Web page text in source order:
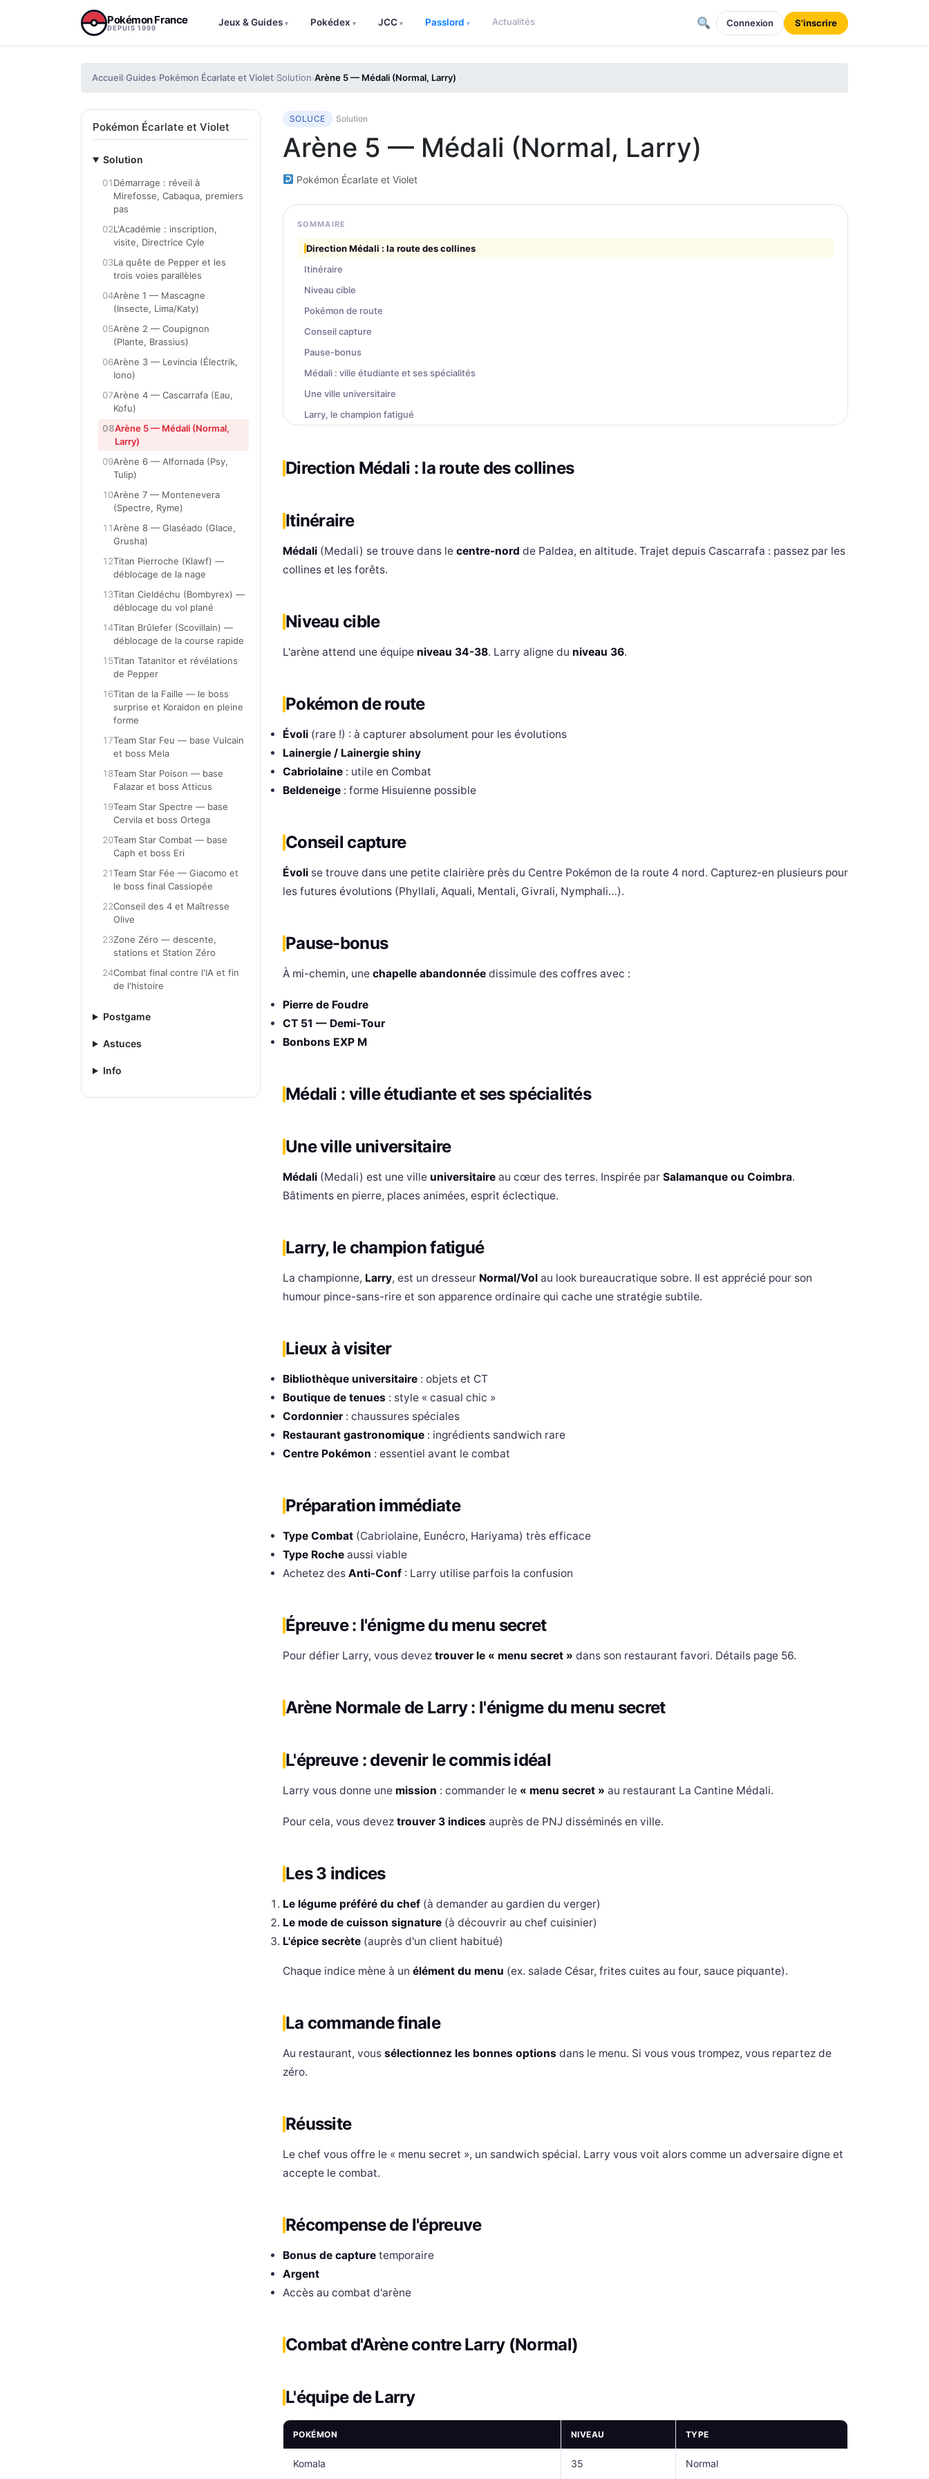
Pokémon France
DEPUIS 1999
Jeux & Guides ▾ Pokédex ▾ JCC ▾ Passlord ▾ Actualités Connexion S'inscrire
Accueil›Guides›Pokémon Écarlate et Violet›Solution›Arène 5 — Médali (Normal, Larry)
Pokémon Écarlate et Violet
Solution
01Démarrage : réveil à
Mirefosse, Cabaqua, premiers
pas
02L'Académie : inscription,
visite, Directrice Cyle
03La quête de Pepper et les
trois voies parallèles
04Arène 1 — Mascagne
(Insecte, Lima/Katy)
05Arène 2 — Coupignon
(Plante, Brassius)
06Arène 3 — Levincia (Électrik,
Iono)
07Arène 4 — Cascarrafa (Eau,
Kofu)
08Arène 5 — Médali (Normal,
Larry)
09Arène 6 — Alfornada (Psy,
Tulip)
10Arène 7 — Montenevera
(Spectre, Ryme)
11Arène 8 — Glaséado (Glace,
Grusha)
12Titan Pierroche (Klawf) —
déblocage de la nage
13Titan Cieldéchu (Bombyrex) —
déblocage du vol plané
14Titan Brûlefer (Scovillain) —
déblocage de la course rapide
15Titan Tatanitor et révélations
de Pepper
16Titan de la Faille — le boss
surprise et Koraidon en pleine
forme
17Team Star Feu — base Vulcain
et boss Mela
18Team Star Poison — base
Falazar et boss Atticus
19Team Star Spectre — base
Cervila et boss Ortega
20Team Star Combat — base
Caph et boss Eri
21Team Star Fée — Giacomo et
le boss final Cassiopée
22Conseil des 4 et Maîtresse
Olive
23Zone Zéro — descente,
stations et Station Zéro
24Combat final contre l'IA et fin
de l'histoire
Postgame
Astuces
Info
SOLUCE Solution
Arène 5 — Médali (Normal, Larry)
Pokémon Écarlate et Violet
SOMMAIRE
Direction Médali : la route des collines
Itinéraire
Niveau cible
Pokémon de route
Conseil capture
Pause-bonus
Médali : ville étudiante et ses spécialités
Une ville universitaire
Larry, le champion fatigué
Épreuve : l&apos;énigme du menu secret
L&apos;épreuve : devenir le commis idéal
La commande finale
Combat d'Arène contre Larry (Normal)
Stratégie
Direction Médali : la route des collines
Itinéraire
Médali (Medali) se trouve dans le centre-nord de Paldea, en altitude. Trajet depuis Cascarrafa : passez par les
collines et les forêts.
Niveau cible
L'arène attend une équipe niveau 34-38. Larry aligne du niveau 36.
Pokémon de route
Évoli (rare !) : à capturer absolument pour les évolutions
Lainergie / Lainergie shiny
Cabriolaine : utile en Combat
Beldeneige : forme Hisuienne possible
Conseil capture
Évoli se trouve dans une petite clairière près du Centre Pokémon de la route 4 nord. Capturez-en plusieurs pour
les futures évolutions (Phyllali, Aquali, Mentali, Givrali, Nymphali…).
Pause-bonus
À mi-chemin, une chapelle abandonnée dissimule des coffres avec :
Pierre de Foudre
CT 51 — Demi-Tour
Bonbons EXP M
Médali : ville étudiante et ses spécialités
Une ville universitaire
Médali (Medali) est une ville universitaire au cœur des terres. Inspirée par Salamanque ou Coimbra.
Bâtiments en pierre, places animées, esprit éclectique.
Larry, le champion fatigué
La championne, Larry, est un dresseur Normal/Vol au look bureaucratique sobre. Il est apprécié pour son
humour pince-sans-rire et son apparence ordinaire qui cache une stratégie subtile.
Lieux à visiter
Bibliothèque universitaire : objets et CT
Boutique de tenues : style « casual chic »
Cordonnier : chaussures spéciales
Restaurant gastronomique : ingrédients sandwich rare
Centre Pokémon : essentiel avant le combat
Préparation immédiate
Type Combat (Cabriolaine, Eunécro, Hariyama) très efficace
Type Roche aussi viable
Achetez des Anti-Conf : Larry utilise parfois la confusion
Épreuve : l'énigme du menu secret
Pour défier Larry, vous devez trouver le « menu secret » dans son restaurant favori. Détails page 56.
Arène Normale de Larry : l'énigme du menu secret
L'épreuve : devenir le commis idéal
Larry vous donne une mission : commander le « menu secret » au restaurant La Cantine Médali.
Pour cela, vous devez trouver 3 indices auprès de PNJ disséminés en ville.
Les 3 indices
Le légume préféré du chef (à demander au gardien du verger)
Le mode de cuisson signature (à découvrir au chef cuisinier)
L'épice secrète (auprès d'un client habitué)
Chaque indice mène à un élément du menu (ex. salade César, frites cuites au four, sauce piquante).
La commande finale
Au restaurant, vous sélectionnez les bonnes options dans le menu. Si vous vous trompez, vous repartez de
zéro.
Réussite
Le chef vous offre le « menu secret », un sandwich spécial. Larry vous voit alors comme un adversaire digne et
accepte le combat.
Récompense de l'épreuve
Bonus de capture temporaire
Argent
Accès au combat d'arène
Combat d'Arène contre Larry (Normal)
L'équipe de Larry
POKÉMON NIVEAU TYPE
Komala 35 Normal